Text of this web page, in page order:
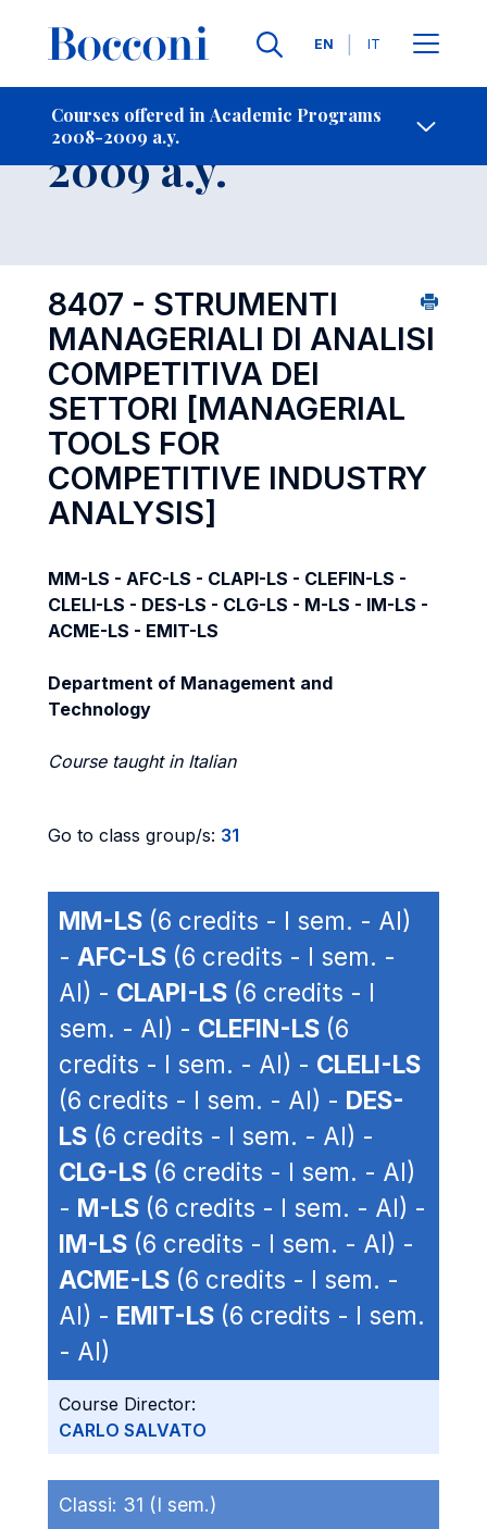
Languages
EN IT
Courses offered in Academic Programs
2008-2009 a.y.
- Contact Us
Course 2008-
2009 a.y.
8407 - STRUMENTI
MANAGERIALI DI ANALISI
COMPETITIVA DEI
SETTORI [MANAGERIAL
TOOLS FOR
COMPETITIVE INDUSTRY
ANALYSIS]
MM-LS - AFC-LS - CLAPI-LS - CLEFIN-LS -
CLELI-LS - DES-LS - CLG-LS - M-LS - IM-LS -
ACME-LS - EMIT-LS
Department of Management and
Technology
Course taught in Italian
Go to class group/s: 31
MM-LS (6 credits - I sem. - AI)
- AFC-LS (6 credits - I sem. -
AI) - CLAPI-LS (6 credits - I
sem. - AI) - CLEFIN-LS (6
credits - I sem. - AI) - CLELI-LS
(6 credits - I sem. - AI) - DES-
LS (6 credits - I sem. - AI) -
CLG-LS (6 credits - I sem. - AI)
- M-LS (6 credits - I sem. - AI) -
IM-LS (6 credits - I sem. - AI) -
ACME-LS (6 credits - I sem. -
AI) - EMIT-LS (6 credits - I sem.
- AI)
Course Director:
CARLO SALVATO
Classi: 31 (I sem.)